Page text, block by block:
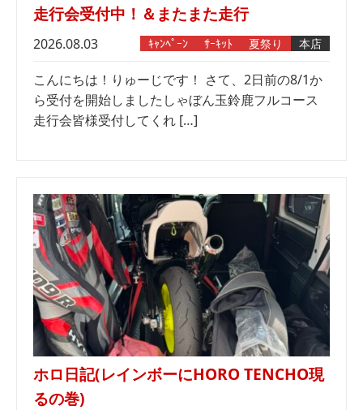
走行会受付中！＆またまた走行
2026.08.03 ｷｬﾝﾍﾟｰﾝ ｻｰｷｯﾄ 夏祭り 本店
こんにちは！りゅーじです！ さて、2日前の8/1か
ら受付を開始しましたしゃぼん玉鈴鹿フルコース
走行会皆様受付してくれ […]
ホロ日記(レインボーにHORO TENCHO現
るの巻)